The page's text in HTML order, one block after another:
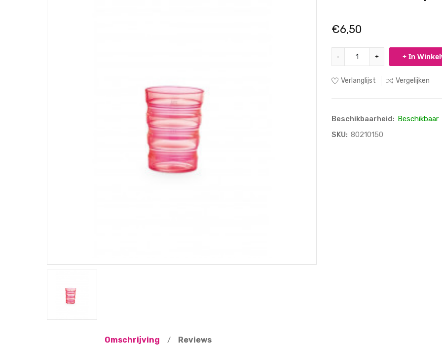
€6,50
- + + In
Verlanglijst Vergelijken
Beschikbaarheid: Beschikbaar
SKU: 80210150
Omschrijving / Reviews